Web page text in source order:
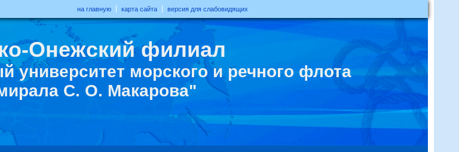
на главную карта сайта версия для слабовидящих
Онежский филиал
морского и речного флота
С. О. Макарова"